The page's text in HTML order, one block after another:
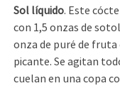
Sol líquido. Este
con 1,5 onzas de
onza de puré de
picante. Se agitan
cuelan en una copa